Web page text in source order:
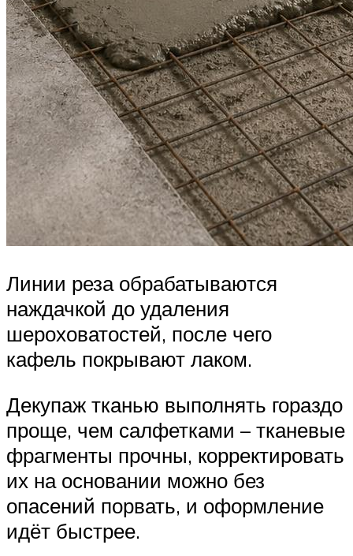
Линии реза обрабатываются
наждачкой до удаления
шероховатостей, после чего
кафель покрывают лаком.
Декупаж тканью выполнять гораздо
проще, чем салфетками – тканевые
фрагменты прочны, корректировать
их на основании можно без
опасений порвать, и оформление
идёт быстрее.